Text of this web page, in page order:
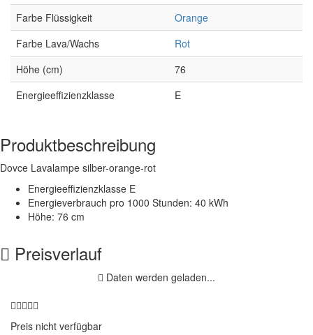
Farbe Flüssigkeit
Orange
Farbe Lava/Wachs
Rot
Höhe (cm)
76
Energieeffizienzklasse
E
Produktbeschreibung
Dovce Lavalampe silber-orange-rot
Energieeffizienzklasse E
Energieverbrauch pro 1000 Stunden: 40 kWh
Höhe: 76 cm
Preisverlauf
Daten werden geladen...
Preis nicht verfügbar